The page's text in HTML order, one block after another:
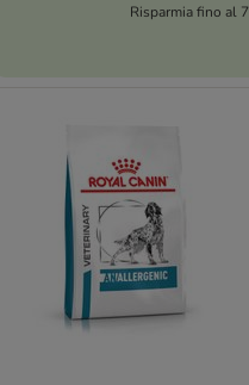
Risparmia fino al